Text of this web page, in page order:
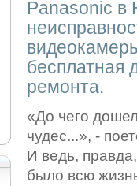
Panasonic в
бесплатная
ремонта.
«До чего
чудес...», -
И ведь,
было всю